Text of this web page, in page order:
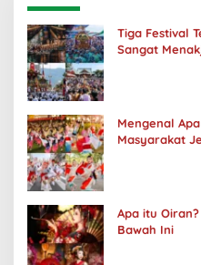
Tiga Festival
Sangat
Mengenal
Masyarakat
Apa itu
Bawah Ini